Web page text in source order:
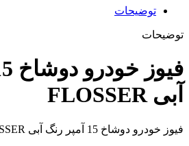
توضیحات
توضیحات
آبی FLOSSER
فیوز خودرو دوشاخ 15 آمپر رنگ آبی FLOSSER